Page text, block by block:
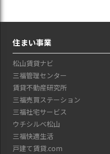
住まい事業
松山賃貸ナビ
三福管理センター
賃貸不動産研究所
三福売買ステーション
三福社宅サービス
ウチシルベ松山
三福快適生活
戸建て賃貸.com